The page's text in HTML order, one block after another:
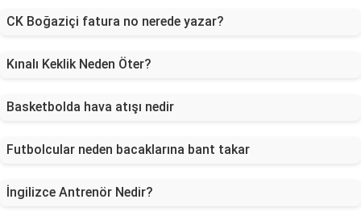
CK Boğaziçi fatura no nerede yazar?
Kınalı Keklik Neden Öter?
Basketbolda hava atışı nedir
Futbolcular neden bacaklarına bant takar
İngilizce Antrenör Nedir?